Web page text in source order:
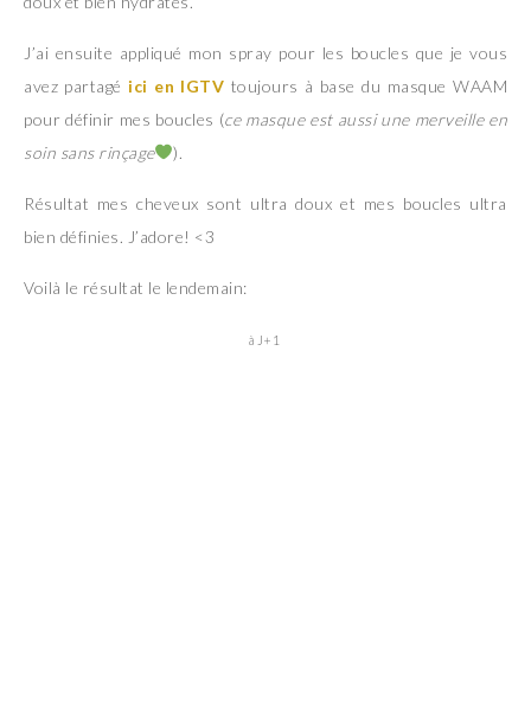
J’ai ensuite appliqué mon spray pour les boucles que je vous
avez partagé ici en IGTV toujours à base du masque WAAM
pour définir mes boucles (ce masque est aussi une merveille en
soin sans rinçage
).
Résultat mes cheveux sont ultra doux et mes boucles ultra
bien définies. J’adore! <3
Voilà le résultat le lendemain:
à J+1